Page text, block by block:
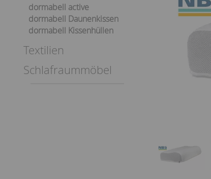
dormabell active
dormabell Daunenkissen
dormabell Kissenhüllen
Textilien
Schlafraummöbel